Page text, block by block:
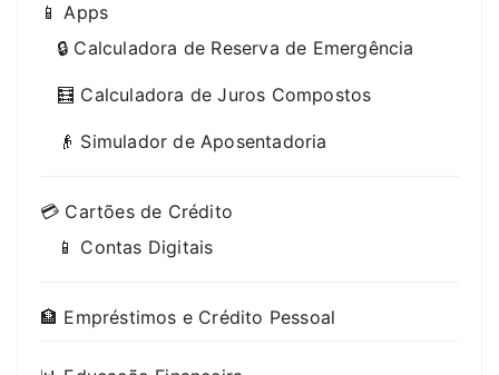
📱 Apps
🔒 Calculadora de Reserva de Emergência
🧮 Calculadora de Juros Compostos
👴 Simulador de Aposentadoria
💳 Cartões de Crédito
📱 Contas Digitais
🏦 Empréstimos e Crédito Pessoal